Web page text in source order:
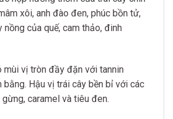
xôi, anh đào đen, phúc bồn tử,
nồng của quế, cam thảo, đinh
mùi vị tròn đầy đặn với tannin
bằng. Hậu vị trái cây bền bỉ với các
caramel và tiêu đen.